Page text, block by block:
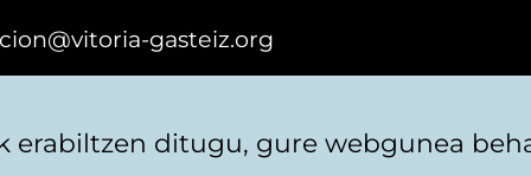
gasteiz.org
erabiltzen ditugu, gure webgunea